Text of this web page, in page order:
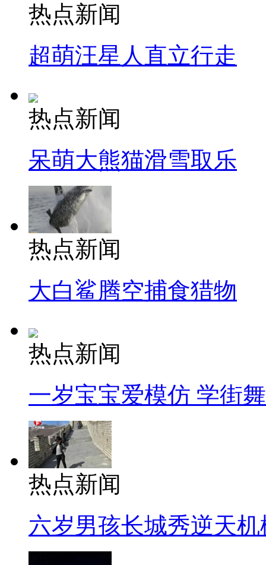
热点新闻
超萌汪星人直立行走
热点新闻
呆萌大熊猫滑雪取乐
热点新闻
大白鲨腾空捕食猎物
热点新闻
一岁宝宝爱模仿 学街
热点新闻
六岁男孩长城秀逆天机